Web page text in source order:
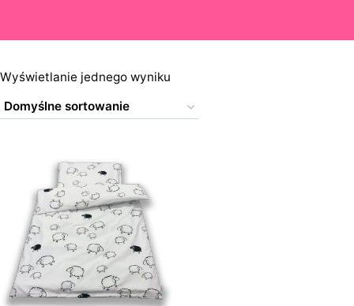
Wyświetlanie jednego wyniku